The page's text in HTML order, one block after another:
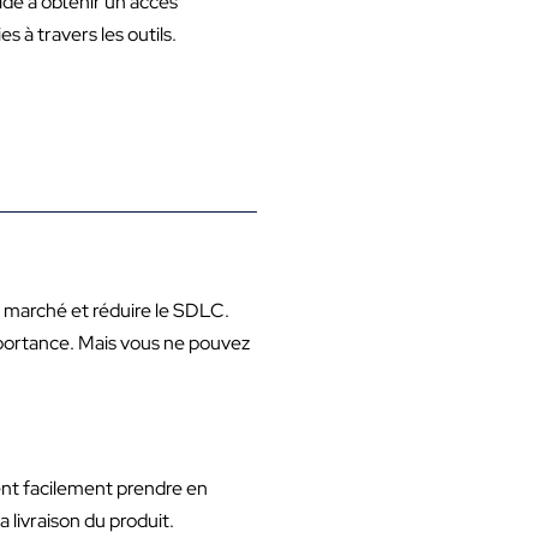
à travers les outils.
et réduire le SDLC.
Mais vous ne pouvez
facilement prendre en
livraison du produit.